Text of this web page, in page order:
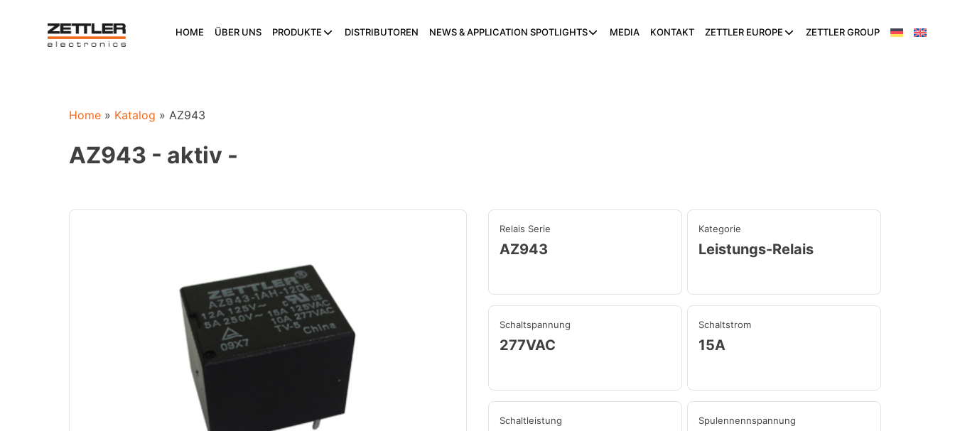
HOME ÜBER UNS PRODUKTE DISTRIBUTOREN NEWS & APPLICATION SPOTLIGHTS MEDIA KONTAKT ZETTLER EUROPE ZETTLER GROUP
Home » Katalog » AZ943
AZ943 - aktiv -
Relais Serie
AZ943
Kategorie
Leistungs-Relais
Schaltspannung
277VAC
Schaltstrom
15A
Schaltleistung Spulennennspannung